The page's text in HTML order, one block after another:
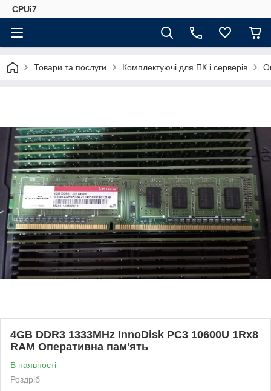
CPUi7
Товари та послуги Комплектуючі для ПК і серверів
4GB DDR3 1333MHz InnoDisk PC3 10600U 1Rx8
RAM Оперативна пам'ять
В наявності
Роздріб